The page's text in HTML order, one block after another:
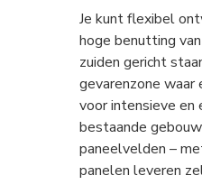
Je kunt flexibel
hoge benutting
zuiden gericht
gevarenzone
voor intensieve en
bestaande
paneelvelden –
panelen leveren